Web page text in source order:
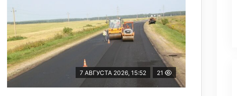
7 АВГУСТА 2026, 15:52 21